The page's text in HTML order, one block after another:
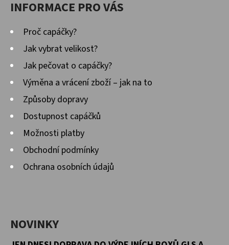
INFORMACE PRO VÁS
Proč capáčky?
Jak vybrat velikost?
Jak pečovat o capáčky?
Výměna a vrácení zboží – jak na to
Způsoby dopravy
Dostupnost capáčků
Možnosti platby
Obchodní podmínky
Ochrana osobních údajů
NOVINKY